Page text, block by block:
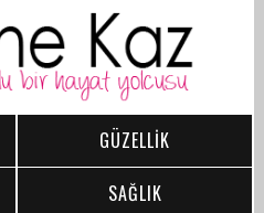
GÜZELLİK
SAĞLIK